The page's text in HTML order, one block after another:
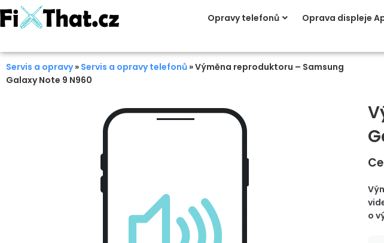
Opravy telefonů Oprava displeje
Servis a opravy» Servis a opravy telefonů »Výměna reproduktoru – Samsung
Galaxy Note 9 N960
o